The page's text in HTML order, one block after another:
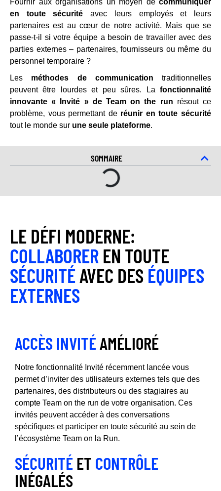
Fournir aux organisations un moyen de communiquer
en toute sécurité avec leurs employés et leurs
partenaires est au cœur de notre activité. Mais que se
passe-t-il si votre équipe a besoin de travailler avec des
parties externes – partenaires, fournisseurs ou même du
personnel temporaire ?
Les méthodes de communication traditionnelles
peuvent être lourdes et peu sûres. La fonctionnalité
innovante « Invité » de Team on the run résout ce
problème, vous permettant de réunir en toute sécurité
tout le monde sur une seule plateforme.
SOMMAIRE
LE DÉFI MODERNE:
COLLABORER EN TOUTE
SÉCURITÉAVEC DES ÉQUIPES
EXTERNES
ACCÈS INVITÉAMÉLIORÉ
Notre fonctionnalité Invité récemment lancée vous
permet d’inviter des utilisateurs externes tels que des
partenaires, des distributeurs ou des stagiaires au
compte Team on the run de votre organisation. Ces
invités peuvent accéder à des conversations
spécifiques et participer en toute sécurité au sein de
l’écosystème Team on la Run.
SÉCURITÉET CONTRÔLE
INÉGALÉS